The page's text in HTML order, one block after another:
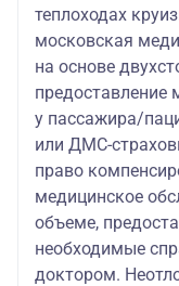
теплоходах
московская
на основе
предоставление
у пассажира/
или ДМС-
право
медицинское
объеме,
необходимые
доктором.